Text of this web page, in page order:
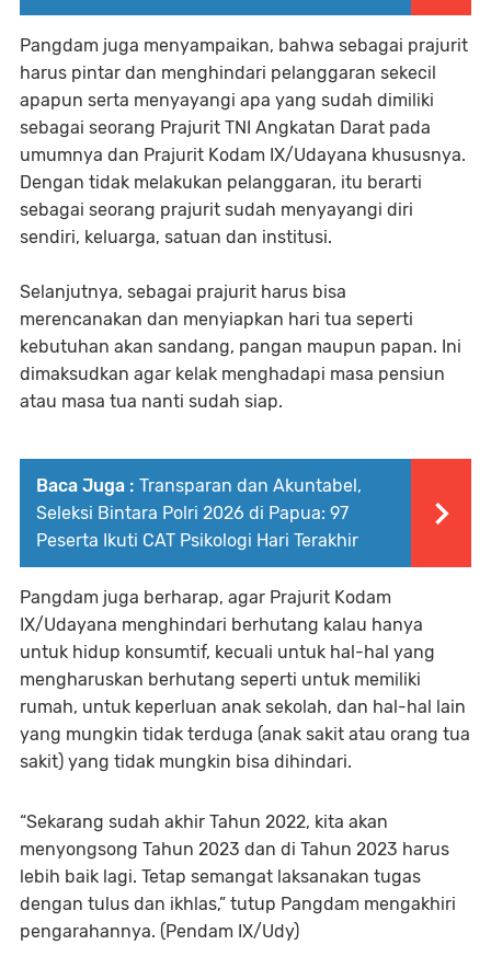
Pangdam juga menyampaikan, bahwa sebagai prajurit
harus pintar dan menghindari pelanggaran sekecil
apapun serta menyayangi apa yang sudah dimiliki
sebagai seorang Prajurit TNI Angkatan Darat pada
umumnya dan Prajurit Kodam IX/Udayana khususnya.
Dengan tidak melakukan pelanggaran, itu berarti
sebagai seorang prajurit sudah menyayangi diri
sendiri, keluarga, satuan dan institusi.
Selanjutnya, sebagai prajurit harus bisa
merencanakan dan menyiapkan hari tua seperti
kebutuhan akan sandang, pangan maupun papan. Ini
dimaksudkan agar kelak menghadapi masa pensiun
atau masa tua nanti sudah siap.
Baca Juga : Transparan dan Akuntabel,
Seleksi Bintara Polri 2026 di Papua: 97
Peserta Ikuti CAT Psikologi Hari Terakhir
Pangdam juga berharap, agar Prajurit Kodam
IX/Udayana menghindari berhutang kalau hanya
untuk hidup konsumtif, kecuali untuk hal-hal yang
mengharuskan berhutang seperti untuk memiliki
rumah, untuk keperluan anak sekolah, dan hal-hal lain
yang mungkin tidak terduga (anak sakit atau orang tua
sakit) yang tidak mungkin bisa dihindari.
“Sekarang sudah akhir Tahun 2022, kita akan
menyongsong Tahun 2023 dan di Tahun 2023 harus
lebih baik lagi. Tetap semangat laksanakan tugas
dengan tulus dan ikhlas,” tutup Pangdam mengakhiri
pengarahannya. (Pendam IX/Udy)